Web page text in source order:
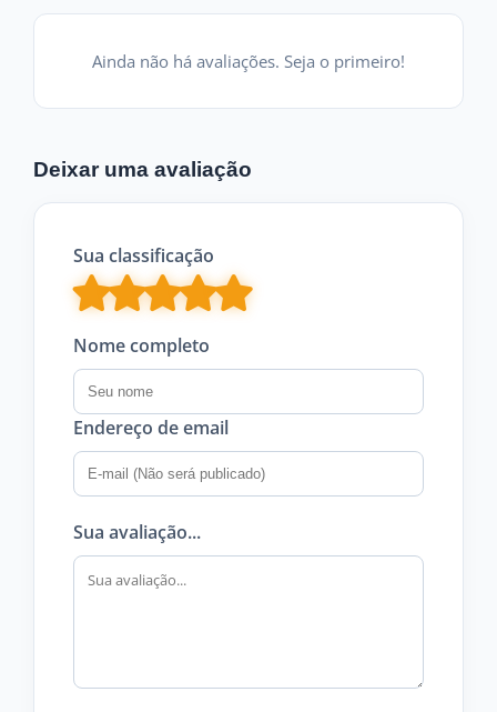
Ainda não há avaliações. Seja o primeiro!
Deixar uma avaliação
Sua classificação
Nome completo
Endereço de email
Sua avaliação...